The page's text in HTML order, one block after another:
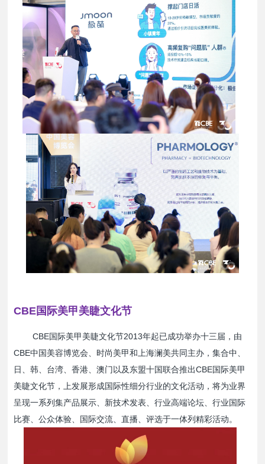
CBE国际美甲美睫文化节
CBE国际美甲美睫文化节2013年起已成功举办十三届，由
CBE中国美容博览会、时尚美甲和上海澜美共同主办，集合中、
日、韩、台湾、香港、澳门以及东盟十国联合推出CBE国际美甲
美睫文化节，上发展形成国际性细分行业的文化活动，将为业界
呈现一系列集产品展示、新技术发表、行业高端论坛、行业国际
比赛、公众体验、国际交流、直播、评选于一体列精彩活动。